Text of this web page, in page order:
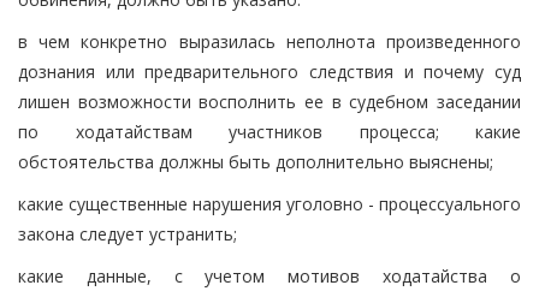
в чем конкретно выразилась неполнота произведенного
дознания или предварительного следствия и почему суд
лишен возможности восполнить ее в судебном заседании
по ходатайствам участников процесса; какие
обстоятельства должны быть дополнительно выяснены;
какие существенные нарушения уголовно - процессуального
закона следует устранить;
какие данные, с учетом мотивов ходатайства о